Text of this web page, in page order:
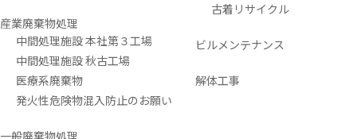
産業廃棄物処理
中間処理施設 本社第３工場
中間処理施設 秋古工場
医療系廃棄物
発火性危険物混入防止のお願い
一般廃棄物処理
古着リサイクル
ビルメンテナンス
解体工事